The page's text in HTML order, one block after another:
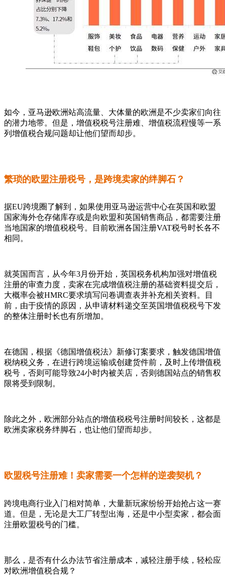
如今，亚马逊欧洲站高流量、大体量的欧洲是不少卖家们向往
的潜力地带。但是，增值税税号注册难、增值税流程慢等一系
列增值税合规问题却让他们望而却步。
繁琐的欧盟注册税号，是跨境卖家的绊脚石？
据EU跨境圈了解到，如果使用亚马逊运营中心在英国和欧盟
国家海外仓存储库存或是向欧盟和英国销售商品，都需要注册
当地国家的增值税税号。目前欧洲各国注册VAT税号时长各不
相同。
就英国而言，从今年3月份开始，英国税务机构加强对增值税
注册的审查力度，卖家在完成增值税注册的基础资料提交后，
大概率会被HMRC要求填写问卷调查表并补充相关资料。目
前，由于疫情的原因，从申请材料递交至英国增值税税号下发
的整体注册时长也有所增加。
在德国，根据《德国增值税法》新修订案要求，触发德国增值
税纳税义务，在进行跨境运输或创建货件前，及时上传增值税
税号，否则可能导致24小时内被关店，否则德国站点的销售权
限将受到限制。
除此之外，欧洲部分站点的增值税税号注册时间较长，这都是
欧洲卖家税务绊脚石，也让他们望而却步。
欧盟税号注册难！卖家需要一个怎样的逆袭契机？
跨境电商行业入门相对简单，大量新玩家纷纷开始抢占这一赛
道。但是，无论是大工厂转型出海，还是中小型卖家，都会面
注册欧盟税号的门槛。
那么，是否有什么办法节省注册成本，减轻注册手续，轻松应
对欧洲增值税合规？